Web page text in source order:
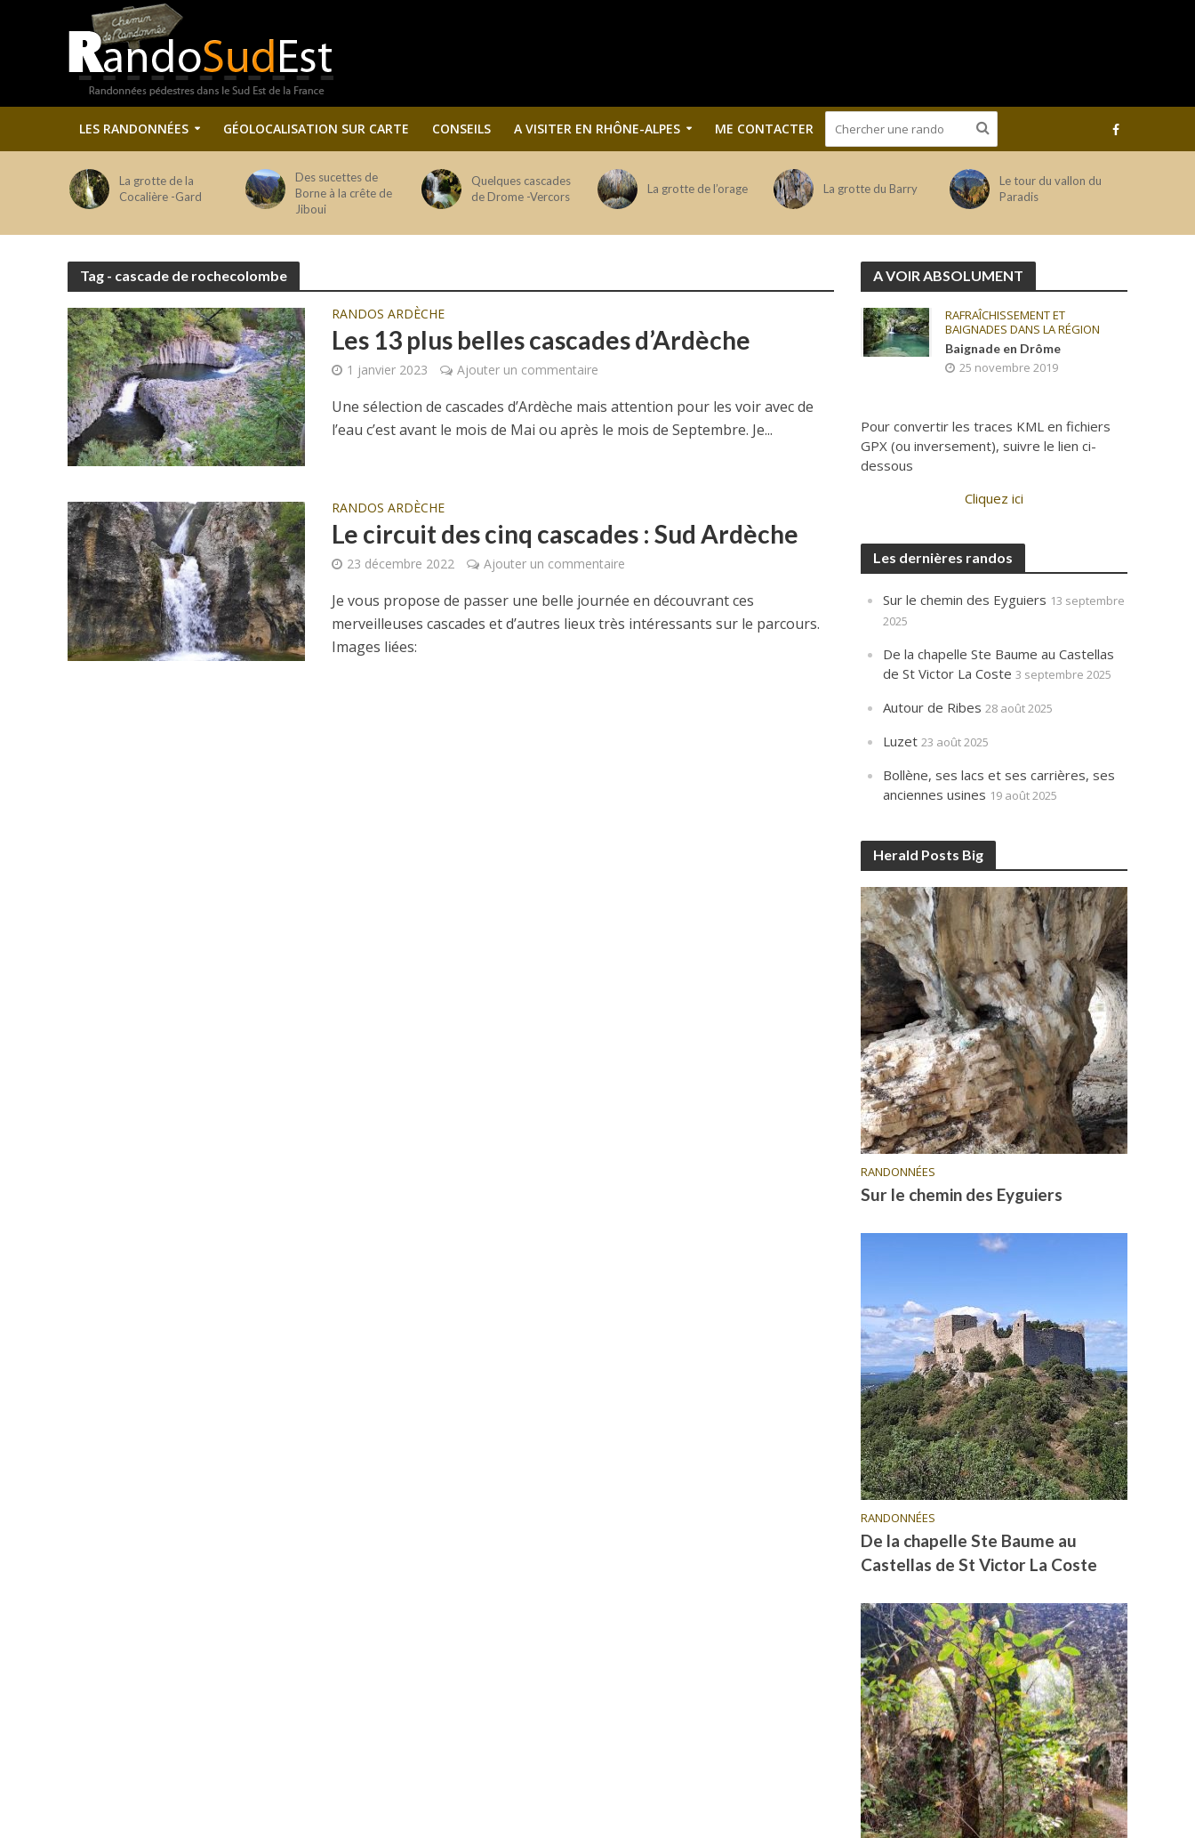
LES RANDONNÉES GÉOLOCALISATION SUR CARTE CONSEILS A VISITER EN RHÔNE-ALPES ME CONTACTER
La grotte de la
Cocalière -Gard
Des sucettes de
Borne à la crête de
Jiboui
Quelques cascades
de Drome -Vercors
La grotte de l’orage La grotte du Barry
Le tour du vallon du
Paradis
Tag - cascade de rochecolombe
RANDOS ARDÈCHE
Les 13 plus belles cascades d’Ardèche
1 janvier 2023 Ajouter un commentaire
Une sélection de cascades d’Ardèche mais attention pour les voir avec de
l’eau c’est avant le mois de Mai ou après le mois de Septembre. Je...
RANDOS ARDÈCHE
Le circuit des cinq cascades : Sud Ardèche
23 décembre 2022 Ajouter un commentaire
Je vous propose de passer une belle journée en découvrant ces
merveilleuses cascades et d’autres lieux très intéressants sur le parcours.
Images liées:
A VOIR ABSOLUMENT
RAFRAÎCHISSEMENT ET
BAIGNADES DANS LA RÉGION
Baignade en Drôme
25 novembre 2019
Pour convertir les traces KML en fichiers
GPX (ou inversement), suivre le lien ci-
dessous
Cliquez ici
Les dernières randos
Sur le chemin des Eyguiers 13 septembre
2025
De la chapelle Ste Baume au Castellas
de St Victor La Coste 3 septembre 2025
Autour de Ribes 28 août 2025
Luzet 23 août 2025
Bollène, ses lacs et ses carrières, ses
anciennes usines 19 août 2025
Herald Posts Big
RANDONNÉES
Sur le chemin des Eyguiers
RANDONNÉES
De la chapelle Ste Baume au
Castellas de St Victor La Coste